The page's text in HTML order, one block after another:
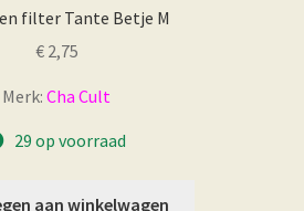
filter Tante Betje M
€2,75
Merk: Cha Cult
29 op voorraad
aan winkelwagen